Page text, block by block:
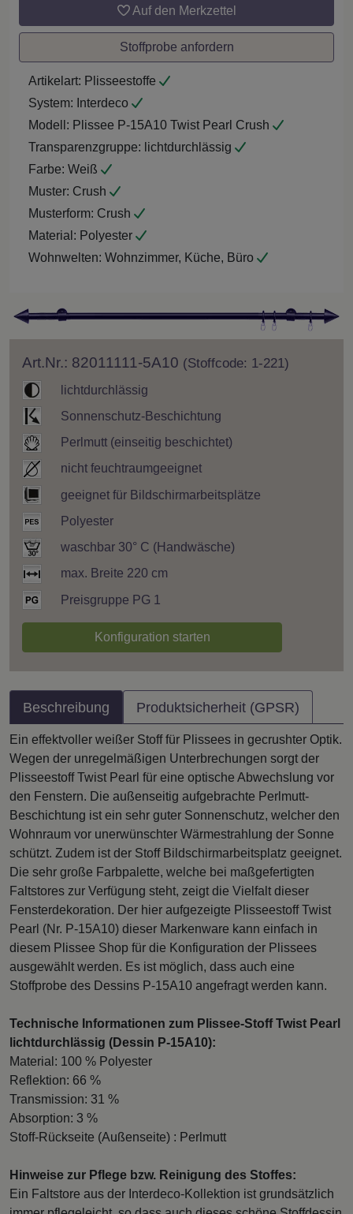
Auf den Merkzettel
Stoffprobe anfordern
Artikelart: Plisseestoffe
System: Interdeco
Modell: Plissee P-15A10 Twist Pearl Crush
Transparenzgruppe: lichtdurchlässig
Farbe: Weiß
Muster: Crush
Musterform: Crush
Material: Polyester
Wohnwelten: Wohnzimmer, Küche, Büro
Art.Nr.: 82011111-5A10 (Stoffcode: 1-221)
lichtdurchlässig
Sonnenschutz-Beschichtung
Perlmutt (einseitig beschichtet)
nicht feuchtraumgeeignet
geeignet für Bildschirmarbeitsplätze
Polyester
waschbar 30° C (Handwäsche)
max. Breite 220 cm
Preisgruppe PG 1
Konfiguration starten
Beschreibung Produktsicherheit (GPSR)
Ein effektvoller weißer Stoff für Plissees in gecrushter Optik.
Wegen der unregelmäßigen Unterbrechungen sorgt der
Plisseestoff Twist Pearl für eine optische Abwechslung vor
den Fenstern. Die außenseitig aufgebrachte Perlmutt-
Beschichtung ist ein sehr guter Sonnenschutz, welcher den
Wohnraum vor unerwünschter Wärmestrahlung der Sonne
schützt. Zudem ist der Stoff Bildschirmarbeitsplatz geeignet.
Die sehr große Farbpalette, welche bei maßgefertigten
Faltstores zur Verfügung steht, zeigt die Vielfalt dieser
Fensterdekoration. Der hier aufgezeigte Plisseestoff Twist
Pearl (Nr. P-15A10) dieser Markenware kann einfach in
diesem Plissee Shop für die Konfiguration der Plissees
ausgewählt werden. Es ist möglich, dass auch eine
Stoffprobe des Dessins P-15A10 angefragt werden kann.
Technische Informationen zum Plissee-Stoff Twist Pearl
lichtdurchlässig (Dessin P-15A10):
Material: 100 % Polyester
Reflektion: 66 %
Transmission: 31 %
Absorption: 3 %
Stoff-Rückseite (Außenseite) : Perlmutt
Hinweise zur Pflege bzw. Reinigung des Stoffes:
Ein Faltstore aus der Interdeco-Kollektion ist grundsätzlich